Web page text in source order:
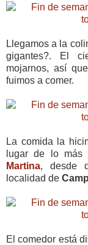
Llegamos a la
gigantes?. El
mojarnos, así
fuimos a comer.
La comida la
lugar de lo más
Martina, desde
localidad de
El comedor está